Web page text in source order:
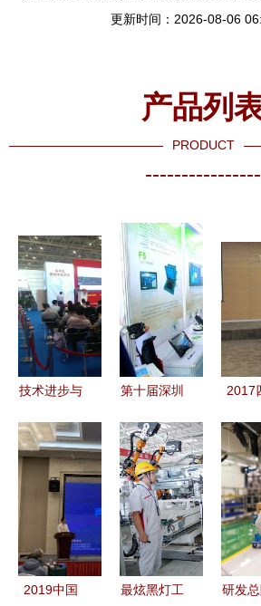
更新时间：2026-08-06
产品列
PRODUCT
----------------
技术进步与
记“第二十
三届中国国
际专业音响
灯光乐器及
技术展览
会”技术交
第十届深圳
新交流会圆
满落幕 技
术与前瞻思
维的交锋
2017
化用
交流
术交
展
2019中国
最炫黑灯工
研发